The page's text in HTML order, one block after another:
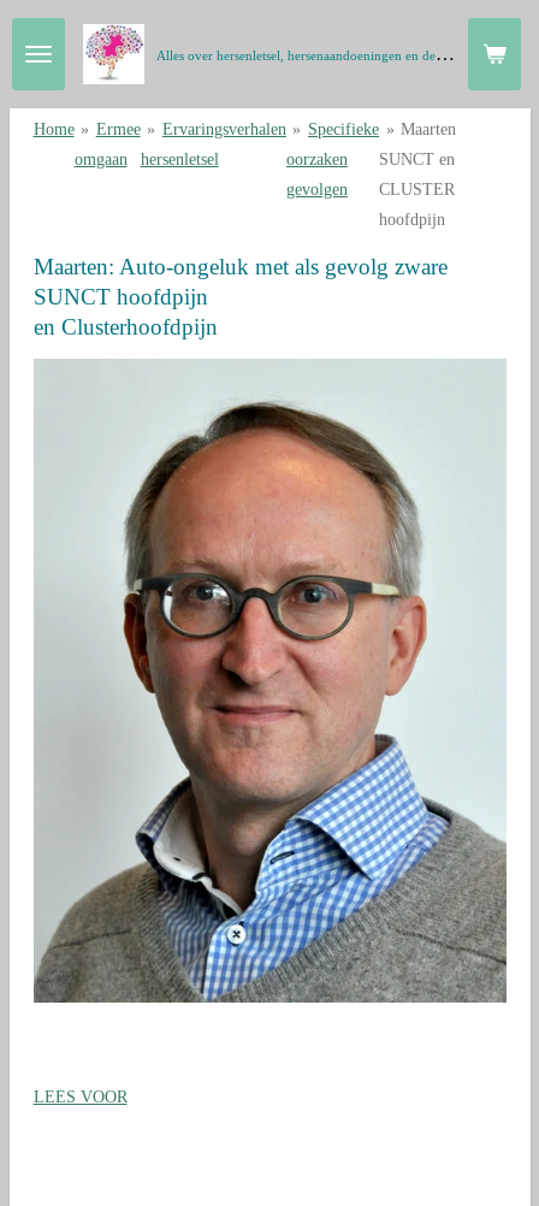
Ga
direct
naar
A
lles over hersenletsel, hersenaandoeningen en de hersenen in gewone taal
Home » Ermee
omgaan
» Ervaringsverhalen
hersenletsel
» Specifieke
oorzaken
gevolgen
» Maarten
SUNCT en
CLUSTER
hoofdpijn
Maarten: Auto-ongeluk met als gevolg zware
SUNCT hoofdpijn
en Clusterhoofdpijn
LEES VOOR